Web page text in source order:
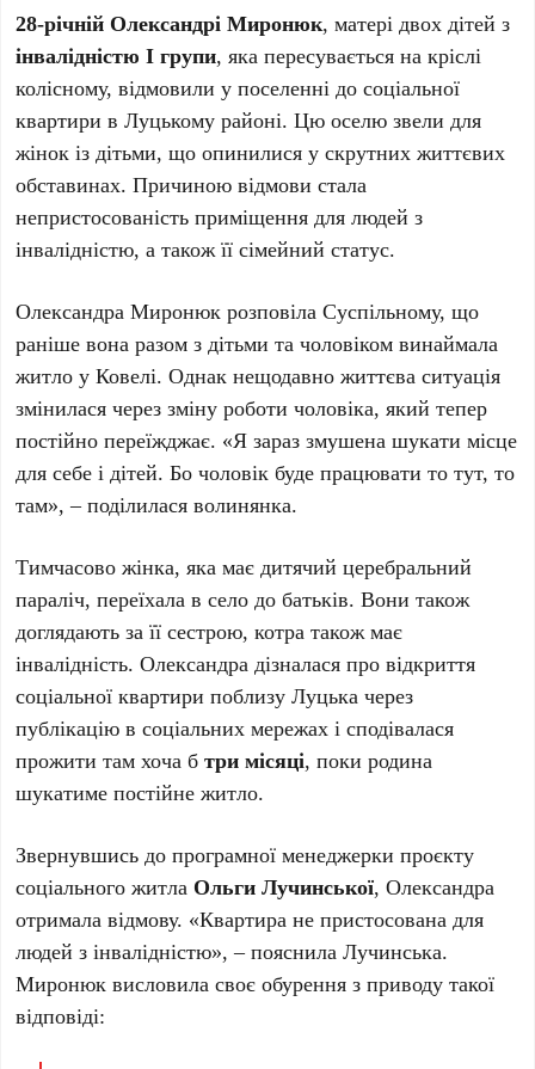
28-річній Олександрі Миронюк, матері двох дітей з
інвалідністю I групи, яка пересувається на кріслі
колісному, відмовили у поселенні до соціальної
квартири в Луцькому районі. Цю оселю звели для
жінок із дітьми, що опинилися у скрутних життєвих
обставинах. Причиною відмови стала
непристосованість приміщення для людей з
інвалідністю, а також її сімейний статус.
Олександра Миронюк розповіла Суспільному, що
раніше вона разом з дітьми та чоловіком винаймала
житло у Ковелі. Однак нещодавно життєва ситуація
змінилася через зміну роботи чоловіка, який тепер
постійно переїжджає. «Я зараз змушена шукати місце
для себе і дітей. Бо чоловік буде працювати то тут, то
там», – поділилася волинянка.
Тимчасово жінка, яка має дитячий церебральний
параліч, переїхала в село до батьків. Вони також
доглядають за її сестрою, котра також має
інвалідність. Олександра дізналася про відкриття
соціальної квартири поблизу Луцька через
публікацію в соціальних мережах і сподівалася
прожити там хоча бтри місяці, поки родина
шукатиме постійне житло.
Звернувшись до програмної менеджерки проєкту
соціального житла Ольги Лучинської, Олександра
отримала відмову. «Квартира не пристосована для
людей з інвалідністю», – пояснила Лучинська.
Миронюк висловила своє обурення з приводу такої
відповіді: